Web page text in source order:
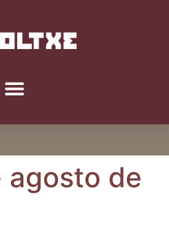
agosto de